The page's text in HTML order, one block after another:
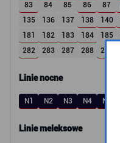
83
84 85 86 87
135
136 137 138 140
181
182 183 184 185
282
283 287 288 289
Linie nocne
N1 N2 N3 N4 N5
Linie meleksowe